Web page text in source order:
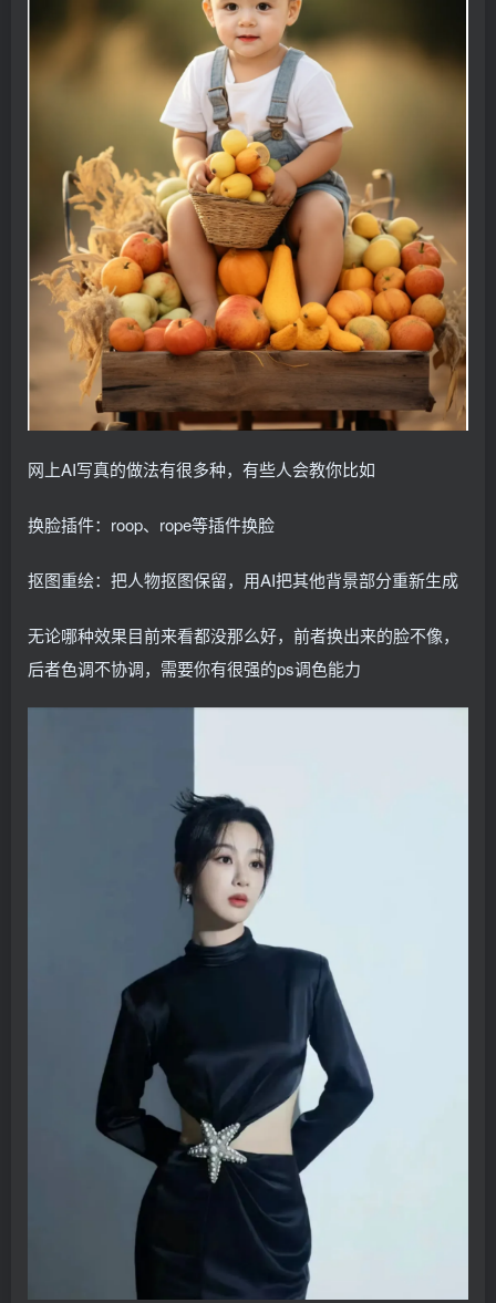
网上AI写真的做法有很多种，有些人会教你比如
换脸插件：roop、rope等插件换脸
抠图重绘：把人物抠图保留，用AI把其他背景部分重新生成
无论哪种效果目前来看都没那么好，前者换出来的脸不像，
后者色调不协调，需要你有很强的ps调色能力